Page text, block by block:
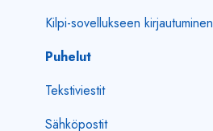
Kilpi-sovellukseen kirjautuminen
Puhelut
Tekstiviestit
Sähköpostit